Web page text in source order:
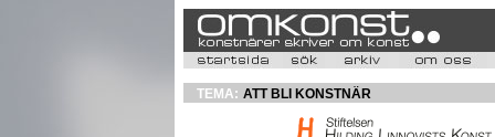
TEMA: ATT BLI KONSTNÄR